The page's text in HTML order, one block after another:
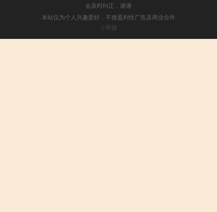
会及时纠正，谢谢
本站仅为个人兴趣爱好，不接盈利性广告及商业合作
小男孩